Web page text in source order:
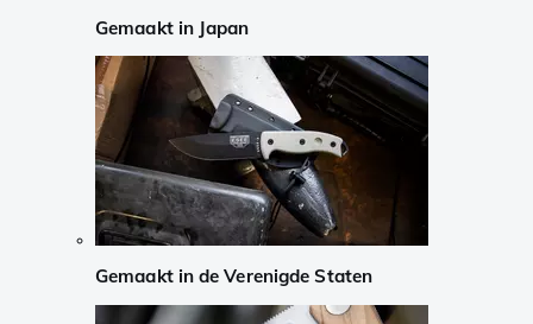
Gemaakt in Japan
Gemaakt in de Verenigde Staten